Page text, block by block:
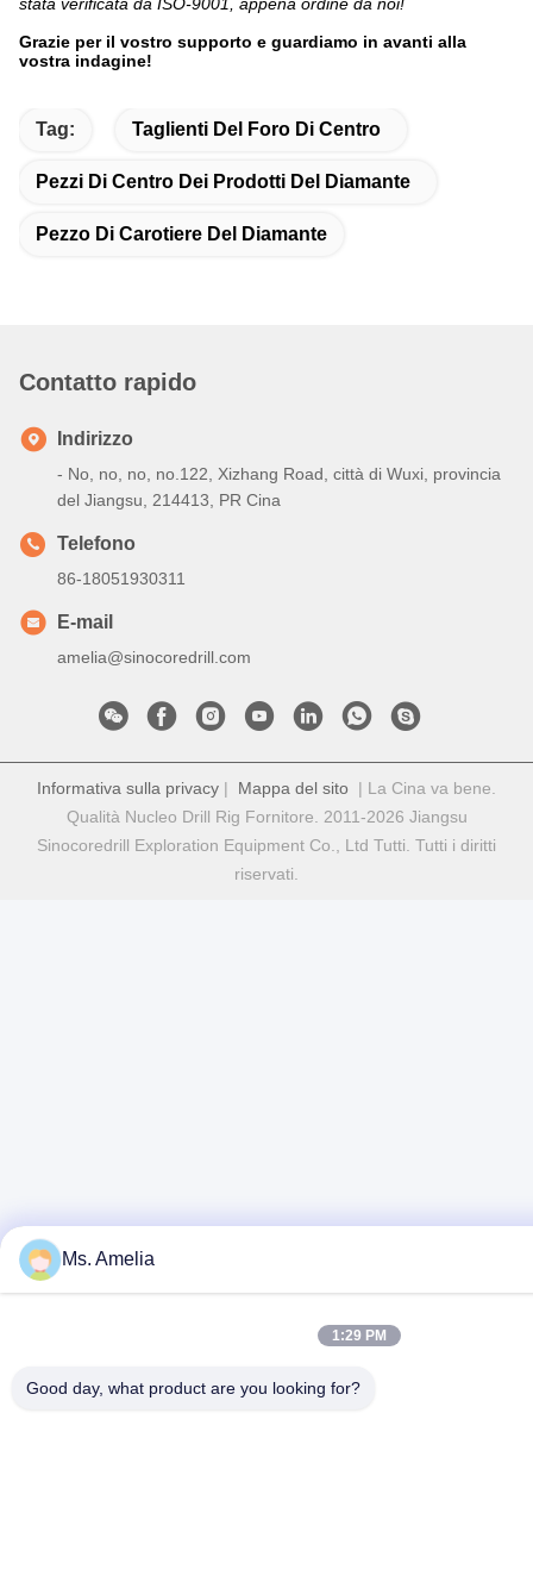
Grazie per il vostro supporto e guardiamo in avanti alla
vostra indagine!
Tag: Taglienti Del Foro Di Centro
Pezzi Di Centro Dei Prodotti Del Diamante
Pezzo Di Carotiere Del Diamante
Contatto rapido
Indirizzo
- No, no, no, no.122, Xizhang Road, città di Wuxi, provincia
del Jiangsu, 214413, PR Cina
Telefono
86-18051930311
E-mail
amelia@sinocoredrill.com
Informativa sulla privacy | Mappa del sito | La Cina va bene.
Qualità Nucleo Drill Rig Fornitore. 2011-2026 Jiangsu
Sinocoredrill Exploration Equipment Co., Ltd Tutti. Tutti i diritti
riservati.
Ms. Amelia
1:29 PM
Good day, what product are you looking for?